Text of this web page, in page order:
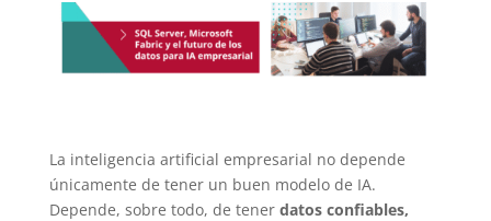
La inteligencia artificial empresarial no depende
únicamente de tener un buen modelo de IA.
Depende, sobre todo, de tener datos confiables,